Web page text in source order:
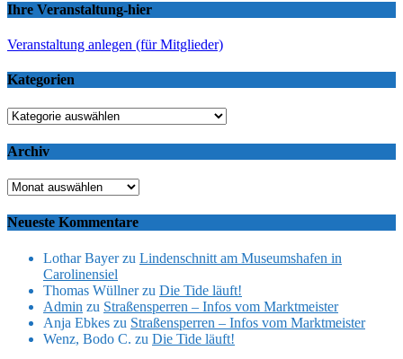
Ihre Veranstaltung-hier
Veranstaltung anlegen (für Mitglieder)
Kategorien
Kategorien
Archiv
Archiv
Neueste Kommentare
Lothar Bayerzu Lindenschnitt am Museumshafen in
Carolinensiel
Thomas Wüllnerzu Die Tide läuft!
Admin zu Straßensperren – Infos vom Marktmeister
Anja Ebkes zu Straßensperren – Infos vom Marktmeister
Wenz, Bodo C. zu Die Tide läuft!